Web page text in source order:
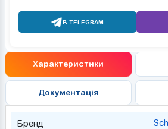
В TELEGRAM
Характеристики
Документація
Бренд